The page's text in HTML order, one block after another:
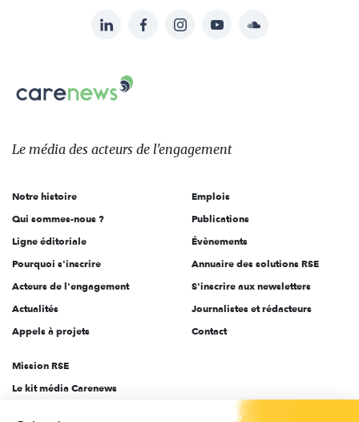
sur:
LinkedInFacebookInstagramYouTubeSoundcloud
Le
des
l'engagement
Le média des acteurs de l'engagement
Notre histoire
Qui sommes-nous ?
Ligne éditoriale
Pourquoi s'inscrire
Acteurs de l'engagement
Actualités
Appels à projets
Emplois
Publications
Évènements
Annuaire des solutions RSE
S'inscrire aux newsletters
Journalistes et rédacteurs
Contact
Mission RSE
Le kit média Carenews